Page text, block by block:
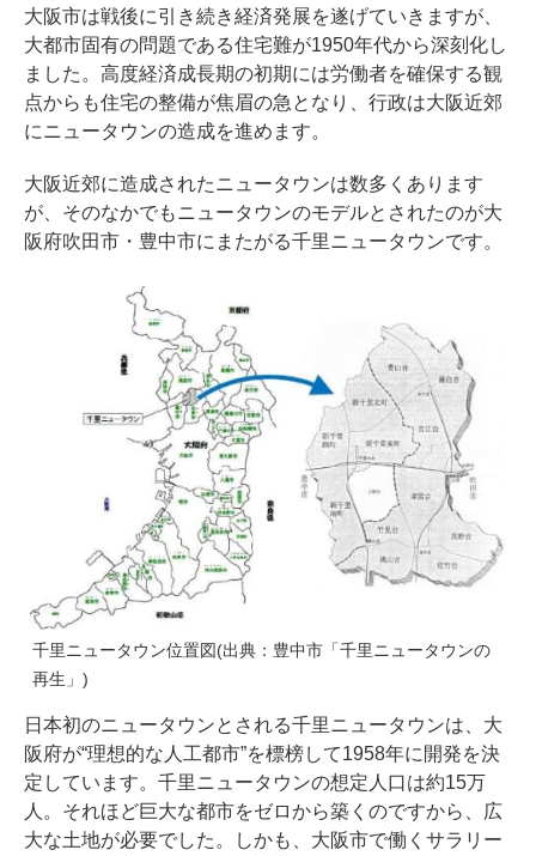
大阪市は戦後に引き続き経済発展を遂げていきますが、
大都市固有の問題である住宅難が1950年代から深刻化し
ました。高度経済成長期の初期には労働者を確保する観
点からも住宅の整備が焦眉の急となり、行政は大阪近郊
にニュータウンの造成を進めます。
大阪近郊に造成されたニュータウンは数多くあります
が、そのなかでもニュータウンのモデルとされたのが大
阪府吹田市・豊中市にまたがる千里ニュータウンです。
千里ニュータウン位置図(出典： 豊中市「千里ニュータウンの
再生」 )
日本初のニュータウンとされる千里ニュータウンは、大
阪府が“理想的な人工都市”を標榜して1958年に開発を決
定しています。千里ニュータウンの想定人口は約15万
人。それほど巨大な都市をゼロから築くのですから、広
大な土地が必要でした。しかも、大阪市で働くサラリー